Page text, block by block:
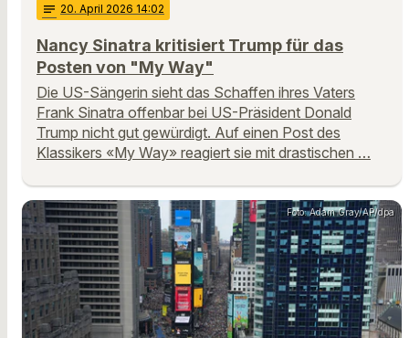
notes 20. April 2026 14:02
Nancy Sinatra kritisiert Trump für das
Posten von "My Way"
Die US-Sängerin sieht das Schaffen ihres Vaters
Frank Sinatra offenbar bei US-Präsident Donald
Trump nicht gut gewürdigt. Auf einen Post des
Klassikers «My Way» reagiert sie mit drastischen …
Foto: Adam Gray/AP/dpa